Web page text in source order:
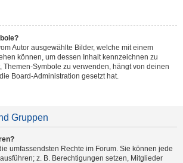
Autor ausgewählte Bilder, welche mit einem
können, um dessen Inhalt kennzeichnen zu
Themen-Symbole zu verwenden, hängt von deinen
Board-Administration gesetzt hat.
Gruppen
umfassendsten Rechte im Forum. Sie können jede
z. B. Berechtigungen setzen, Mitglieder